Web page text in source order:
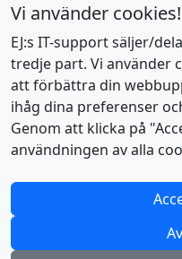
Aktuell
EU:s Moln & SaaS-
EU:s öppen källkod
Linux
Open Source
Windows-tips
Vi använder cookies!
EJ:s IT-support säljer/
tredje part. Vi använder
att förbättra din
ihåg dina preferenser
Genom att klicka på
användningen av alla